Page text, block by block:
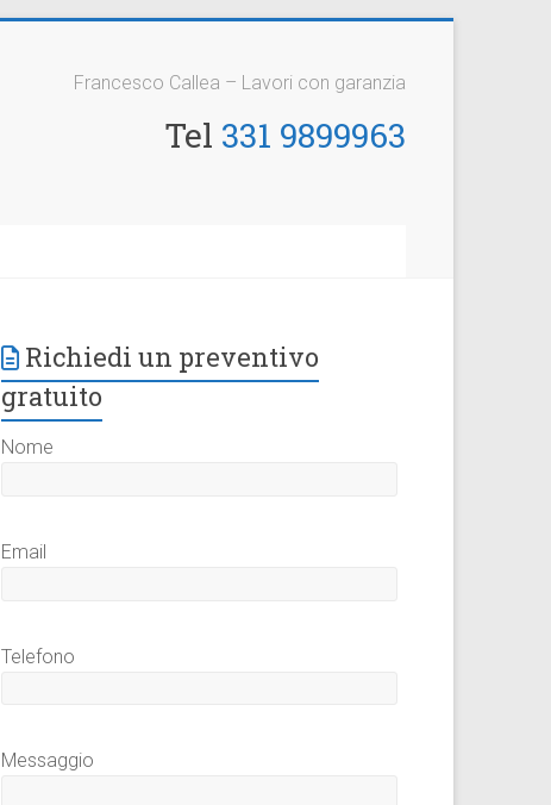
Francesco Callea – Lavori con garanzia
Tel 331 9899963
Richiedi un preventivo
gratuito
Nome
Email
Telefono
Messaggio